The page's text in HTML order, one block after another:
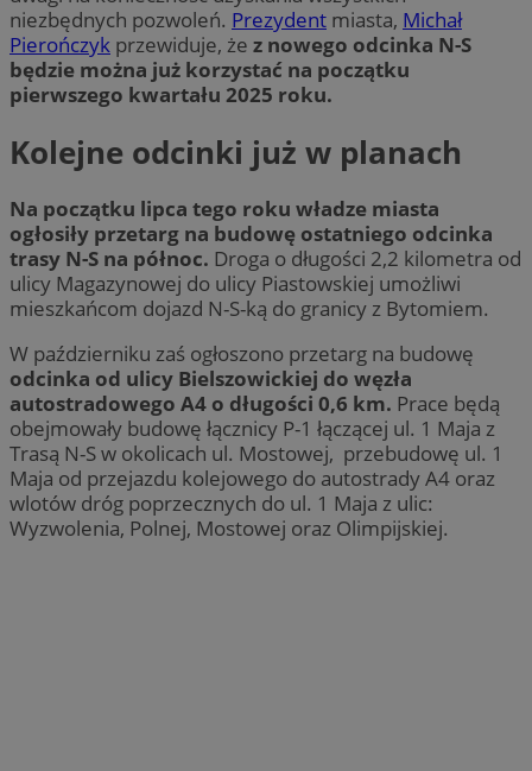
niezbędnych pozwoleń. Prezydent miasta, Michał
Pierończyk przewiduje, że z nowego odcinka N-S
będzie można już korzystać na początku
pierwszego kwartału 2025 roku.
Kolejne odcinki już w planach
Na początku lipca tego roku władze miasta
ogłosiły przetarg na budowę ostatniego odcinka
trasy N-S na północ. Droga o długości 2,2 kilometra od
ulicy Magazynowej do ulicy Piastowskiej umożliwi
mieszkańcom dojazd N-S-ką do granicy z Bytomiem.
W październiku zaś ogłoszono przetarg na budowę
odcinka od ulicy Bielszowickiej do węzła
autostradowego A4 o długości 0,6 km. Prace będą
obejmowały budowę łącznicy P-1 łączącej ul. 1 Maja z
Trasą N-S w okolicach ul. Mostowej, przebudowę ul. 1
Maja od przejazdu kolejowego do autostrady A4 oraz
wlotów dróg poprzecznych do ul. 1 Maja z ulic:
Wyzwolenia, Polnej, Mostowej oraz Olimpijskiej.